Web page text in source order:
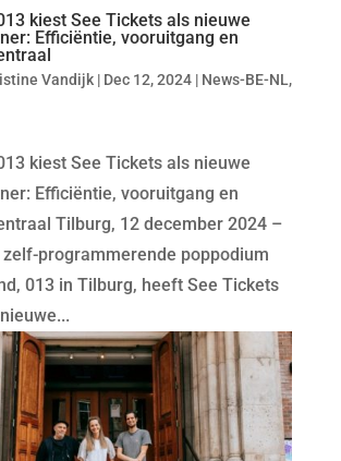
kiest See Tickets als nieuwe
Efficiëntie, vooruitgang en
Vandijk| Dec 12, 2024| News-BE-NL,
kiest See Tickets als nieuwe
Efficiëntie, vooruitgang en
Tilburg, 12 december 2024 –
programmerende poppodium
013 in Tilburg, heeft See Tickets